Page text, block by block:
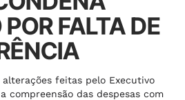
FALTA DE
feitas pelo Executivo
compreensão das despesas com